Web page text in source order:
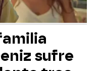
sufre